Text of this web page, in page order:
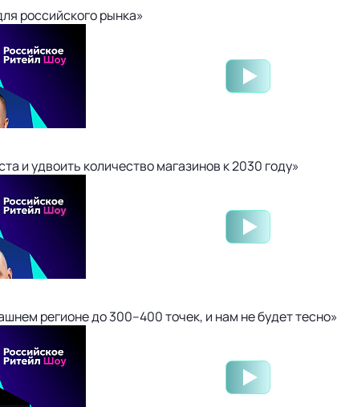
российского рынка»
и удвоить количество магазинов к 2030 году»
регионе до 300–400 точек, и нам не будет тесно»